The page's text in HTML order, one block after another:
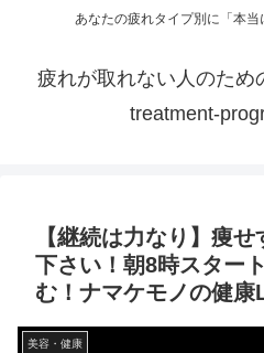
あなたの疲れタイプ別に「本
疲れが取れない人のため
treatment-
【継続は力なり】痩
下さい！朝8時スター
む！ナマケモノの健康
美容・健康